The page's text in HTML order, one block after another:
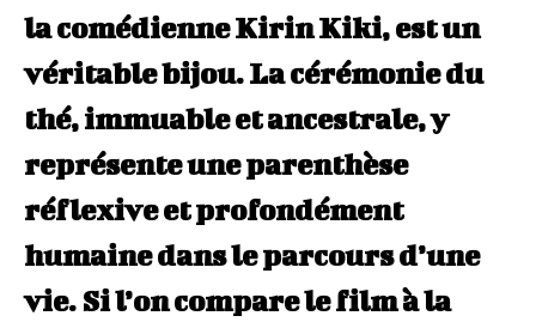
la comédienne Kirin Kiki, est un
véritable bijou. La cérémonie du
thé, immuable et ancestrale, y
représente une parenthèse
réflexive et profondément
humaine dans le parcours d’une
vie. Si l’on compare le film à la